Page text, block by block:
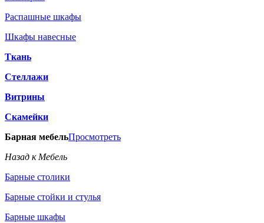
Распашные шкафы
Шкафы навесные
Ткань
Стеллажи
Витрины
Скамейки
Барная мебельПросмотреть
Назад к Мебель
Барные столики
Барные стойки и стулья
Барные шкафы